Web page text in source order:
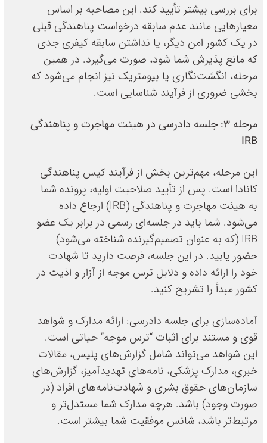
برای بررسی بیشتر تأیید کند. این مصاحبه بر اساس
معیارهایی مانند عدم سابقه درخواست پناهندگی قبلی
در یک کشور امن دیگر، یا نداشتن سابقه کیفری جدی
که مانع پذیرش شما شود، صورت می‌گیرد. در همین
مرحله، انگشت‌نگاری یا بیومتریک نیز انجام می‌شود که
بخشی ضروری از فرآیند شناسایی است.
مرحله ۳: جلسه دادرسی در هیئت مهاجرت و پناهندگی
IRB
این مرحله، مهم‌ترین بخش از فرآیند کیس پناهندگی
کانادا است. پس از تأیید صلاحیت اولیه، پرونده شما
به هیئت مهاجرت و پناهندگی (IRB) ارجاع داده
می‌شود. شما باید در جلسه‌ای رسمی در برابر یک عضو
IRB (که به عنوان تصمیم‌گیرنده شناخته می‌شود)
حضور یابید. در این جلسه، فرصت دارید تا شهادت
خود را ارائه داده و دلایل ترس موجه از آزار و اذیت در
کشور مبدأ را تشریح کنید.
آماده‌سازی برای جلسه دادرسی: ارائه مدارک و شواهد
قوی و مستند برای اثبات “ترس موجه” حیاتی است.
این شواهد می‌تواند شامل گزارش‌های پلیس، مقالات
خبری، مدارک پزشکی، نامه‌های تهدیدآمیز، گزارش‌های
سازمان‌های حقوق بشری و شهادت‌نامه‌های افراد (در
صورت وجود) باشد. هرچه مدارک شما مستدل‌تر و
مرتبط‌تر باشد، شانس موفقیت شما بیشتر است.